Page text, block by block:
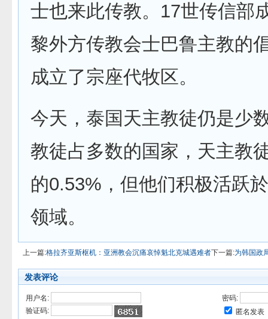
士也来此传教。17世传信部
黎外方传教会士巴鲁主教的
成立了宗座代牧区。
今天，泰国天主教徒仍是少
教徒占多数的国家，天主教
的0.53%，但他们积极活跃
领域。
上一篇:格拉齐亚斯枢机：亚洲教会沉痛哀悼魁北克城遇难者下一篇:为韩国政
发表评论
用户名:
密码:
验证码:
匿名发表